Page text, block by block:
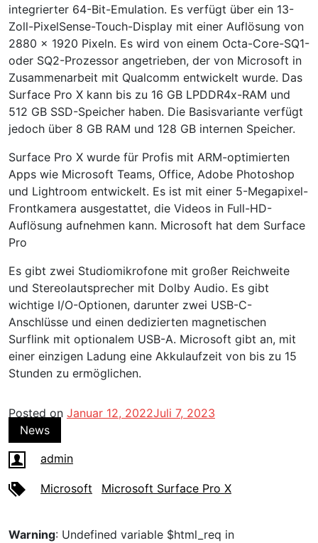
integrierter 64-Bit-Emulation. Es verfügt über ein 13-
Zoll-PixelSense-Touch-Display mit einer Auflösung von
2880 x 1920 Pixeln. Es wird von einem Octa-Core-SQ1-
oder SQ2-Prozessor angetrieben, der von Microsoft in
Zusammenarbeit mit Qualcomm entwickelt wurde. Das
Surface Pro X kann bis zu 16 GB LPDDR4x-RAM und
512 GB SSD-Speicher haben. Die Basisvariante verfügt
jedoch über 8 GB RAM und 128 GB internen Speicher.
Surface Pro X wurde für Profis mit ARM-optimierten
Apps wie Microsoft Teams, Office, Adobe Photoshop
und Lightroom entwickelt. Es ist mit einer 5-Megapixel-
Frontkamera ausgestattet, die Videos in Full-HD-
Auflösung aufnehmen kann. Microsoft hat dem Surface
Pro
Es gibt zwei Studiomikrofone mit großer Reichweite
und Stereolautsprecher mit Dolby Audio. Es gibt
wichtige I/O-Optionen, darunter zwei USB-C-
Anschlüsse und einen dedizierten magnetischen
Surflink mit optionalem USB-A. Microsoft gibt an, mit
einer einzigen Ladung eine Akkulaufzeit von bis zu 15
Stunden zu ermöglichen.
Posted on Januar 12, 2022Juli 7, 2023
News
admin
Microsoft Microsoft Surface Pro X
Warning: Undefined variable $html_req in